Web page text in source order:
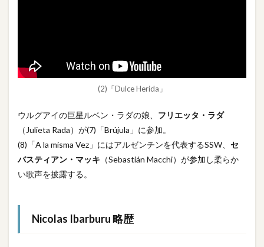
(2)「Dulce Herida」
ウルグアイの巨星ルベン・ラダの娘、 フリエッタ・ラダ
（Julieta Rada）が(7)「Brújula」に参加。
(8)「A la misma Vez」にはアルゼンチンを代表するSSW、 セ
バスティアン・マッキ （Sebastián Macchi）が参加し柔らか
い歌声を披露する。
Nicolas Ibarburu 略歴